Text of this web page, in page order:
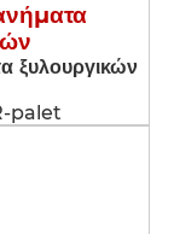
palet